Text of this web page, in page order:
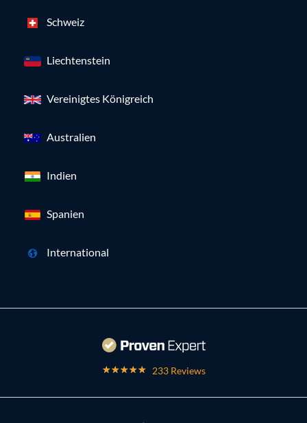
Schweiz
Liechtenstein
Vereinigtes Königreich
Australien
Indien
Spanien
International
233 Reviews